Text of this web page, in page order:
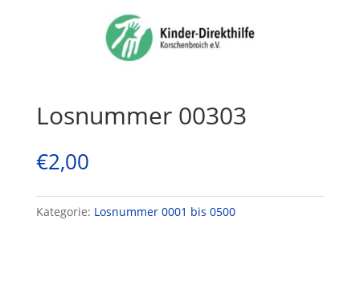
Losnummer 00303
€2,00
Kategorie: Losnummer 0001 bis 0500